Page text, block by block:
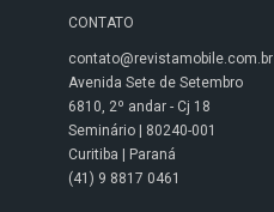
CONTATO
contato@revistamobile.com.br
Avenida Sete de Setembro
6810, 2º andar - Cj 18
Seminário | 80240-001
Curitiba | Paraná
(41) 9 8817 0461